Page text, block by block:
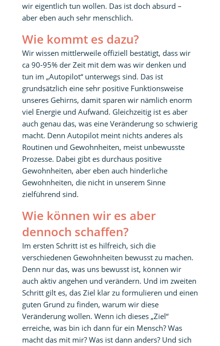
wir eigentlich tun wollen. Das ist doch absurd –
aber eben auch sehr menschlich.
Wie kommt es dazu?
Wir wissen mittlerweile offiziell bestätigt, dass wir
ca 90-95% der Zeit mit dem was wir denken und
tun im „Autopilot“ unterwegs sind. Das ist
grundsätzlich eine sehr positive Funktionsweise
unseres Gehirns, damit sparen wir nämlich enorm
viel Energie und Aufwand. Gleichzeitig ist es aber
auch genau das, was eine Veränderung so schwierig
macht. Denn Autopilot meint nichts anderes als
Routinen und Gewohnheiten, meist unbewusste
Prozesse. Dabei gibt es durchaus positive
Gewohnheiten, aber eben auch hinderliche
Gewohnheiten, die nicht in unserem Sinne
zielführend sind.
Wie können wir es aber
dennoch schaffen?
Im ersten Schritt ist es hilfreich, sich die
verschiedenen Gewohnheiten bewusst zu machen.
Denn nur das, was uns bewusst ist, können wir
auch aktiv angehen und verändern. Und im zweiten
Schritt gilt es, das Ziel klar zu formulieren und einen
guten Grund zu finden, warum wir diese
Veränderung wollen. Wenn ich dieses „Ziel“
erreiche, was bin ich dann für ein Mensch? Was
macht das mit mir? Was ist dann anders? Und sich